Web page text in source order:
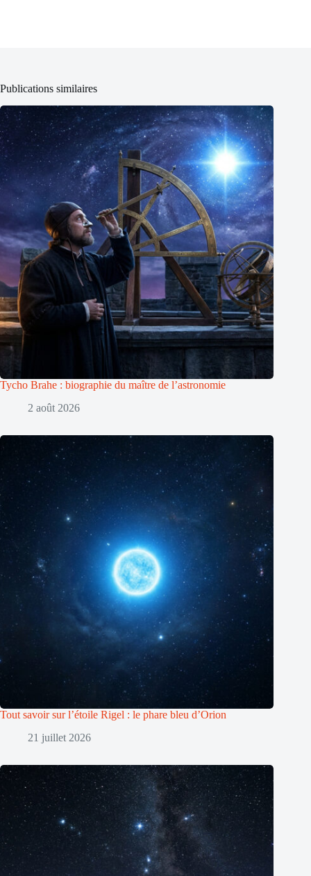
Publications similaires
Tycho Brahe : biographie du maître de l’astronomie
2 août 2026
Tout savoir sur l’étoile Rigel : le phare bleu d’Orion
21 juillet 2026